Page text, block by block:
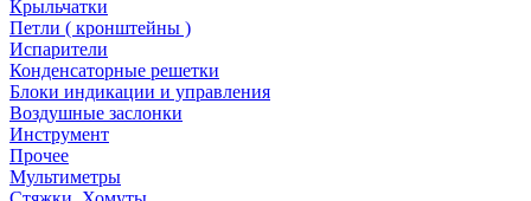
Крыльчатки
Петли ( кронштейны )
Испарители
Конденсаторные решетки
Блоки индикации и управления
Воздушные заслонки
Инструмент
Прочее
Мультиметры